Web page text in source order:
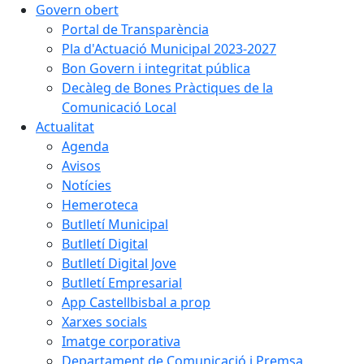
Govern obert
Portal de Transparència
Pla d'Actuació Municipal 2023-2027
Bon Govern i integritat pública
Decàleg de Bones Pràctiques de la
Comunicació Local
Actualitat
Agenda
Avisos
Notícies
Hemeroteca
Butlletí Municipal
Butlletí Digital
Butlletí Digital Jove
Butlletí Empresarial
App Castellbisbal a prop
Xarxes socials
Imatge corporativa